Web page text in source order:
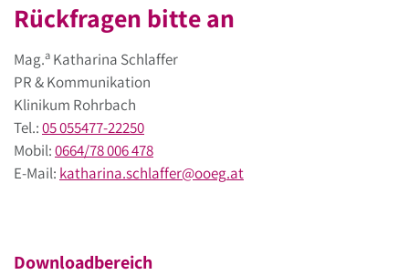
Rückfragen bitte an
Mag.a Katharina Schlaffer
PR & Kommunikation
Klinikum Rohrbach
Tel.:05 055477-22250
Mobil:0664/78 006 478
E-Mail: katharina.schlaffer@ooeg.at
Downloadbereich